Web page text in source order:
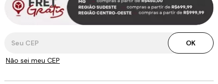
OK
Não sei meu CEP